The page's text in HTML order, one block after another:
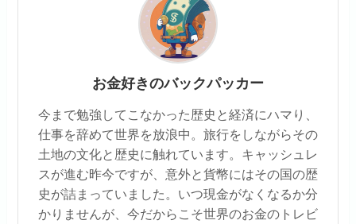
お金好きのバックパッカー
今まで勉強してこなかった歴史と経済にハマり、
仕事を辞めて世界を放浪中。旅行をしながらその
土地の文化と歴史に触れています。キャッシュレ
スが進む昨今ですが、意外と貨幣にはその国の歴
史が詰まっていました。いつ現金がなくなるか分
かりませんが、今だからこそ世界のお金のトレビ